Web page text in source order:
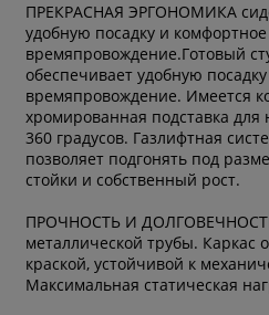
ПРЕКРАСНАЯ ЭРГОНОМИКА
удобную посадку и комфортное
времяпровождение.Готовый
обеспечивает удобную
времяпровождение. Имеется
хромированная подставка для
360 градусов. Газлифтная
позволяет подгонять под
стойки и собственный рост.
ПРОЧНОСТЬ И
металлической трубы. Каркас
краской, устойчивой к
Максимальная статическая